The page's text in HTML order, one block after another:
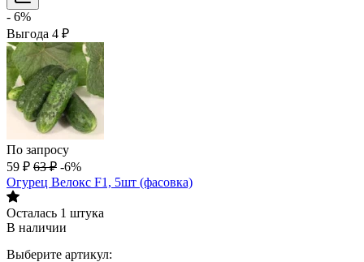
- 6%
Выгода 4 ₽
По запросу
59 ₽ 63 ₽ -6%
Огурец Велокс F1, 5шт (фасовка)
Осталась 1 штука
В наличии
Выберите артикул: